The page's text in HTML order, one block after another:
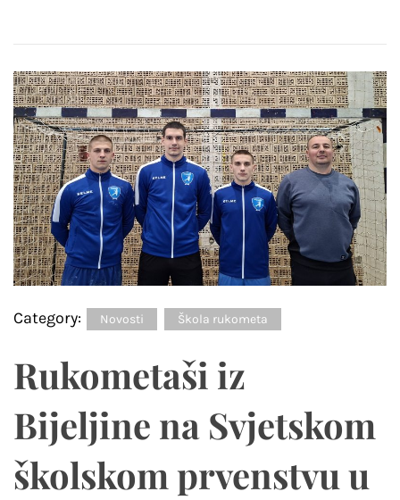
Category: Novosti Škola rukometa
Rukometaši iz
Bijeljine na Svjetskom
školskom prvenstvu u